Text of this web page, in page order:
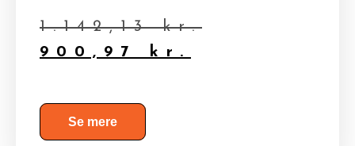
1.142,13kr.
900,97 kr.
Se mere